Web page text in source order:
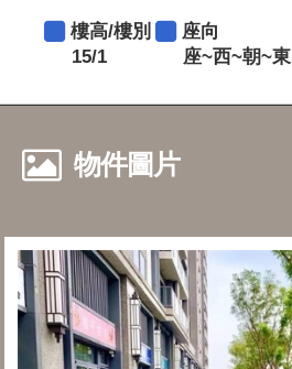
樓高/樓別
15/1
座向
座~西~朝~東
物件圖片